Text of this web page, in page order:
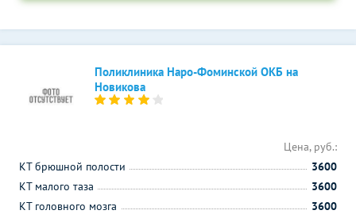
Поликлиника Наро-Фоминской ОКБ на
Новикова
Цена, руб.:
КТ брюшной полости
3600
КТ малого таза
3600
КТ головного мозга
3600